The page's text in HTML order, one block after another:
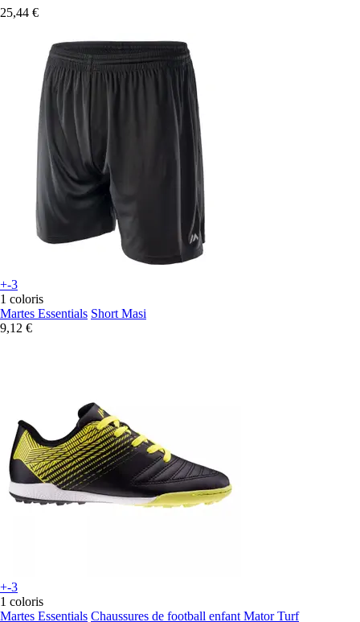
25,44 €
+-3
1 coloris
Martes Essentials Short Masi
9,12 €
+-3
1 coloris
Martes Essentials Chaussures de football enfant Mator Turf